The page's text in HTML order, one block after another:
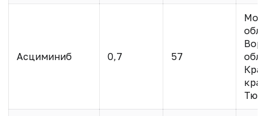
Асциминиб 0,7 57
обл.,
обл.,